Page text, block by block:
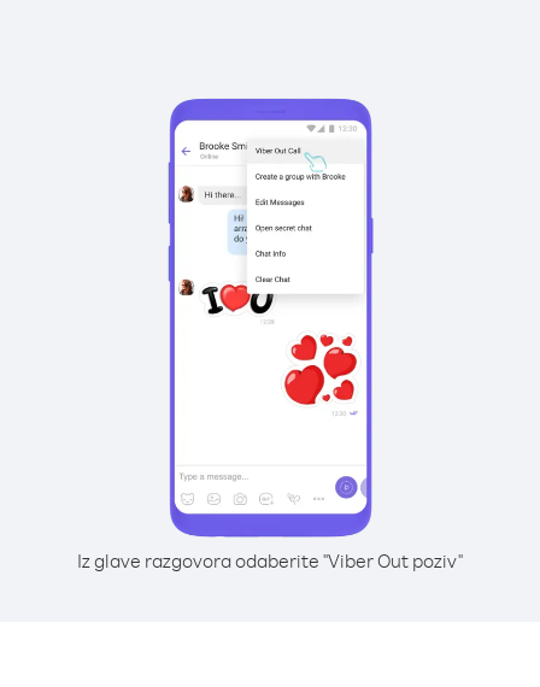
Iz glave razgovora odaberite "Viber Out poziv"